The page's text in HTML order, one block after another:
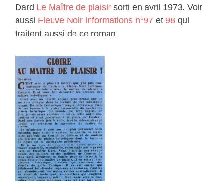
Dard Le Maître de plaisir sorti en avril 1973. Voir
aussi Fleuve Noir informations n°97 et 98 qui
traitent aussi de ce roman.